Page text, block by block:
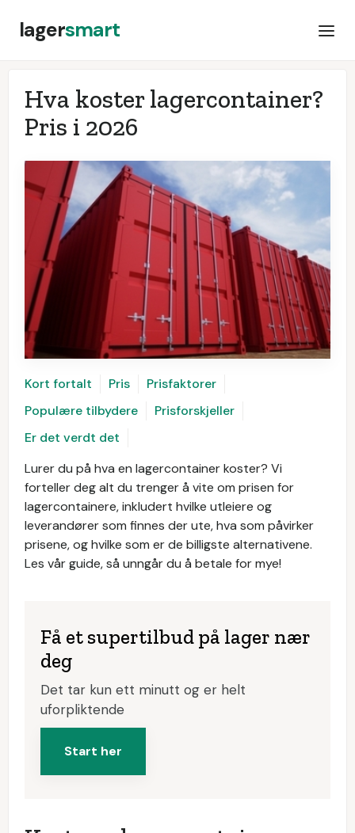
lagersmart
Hva koster lagercontainer?
Pris i 2026
Kort fortalt Pris
Prisfaktorer
Populære tilbydere
Prisforskjeller
Er det verdt det
Lurer du på hva en lagercontainer koster? Vi
forteller deg alt du trenger å vite om prisen for
lagercontainere, inkludert hvilke utleiere og
leverandører som finnes der ute, hva som påvirker
prisene, og hvilke som er de billigste alternativene.
Les vår guide, så unngår du å betale for mye!
Få et supertilbud på lager nær
deg
Det tar kun ett minutt og er helt
uforpliktende
Start her